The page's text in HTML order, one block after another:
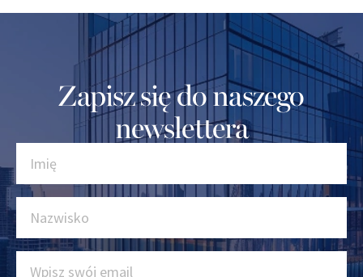
Zapisz się do naszego
newslettera